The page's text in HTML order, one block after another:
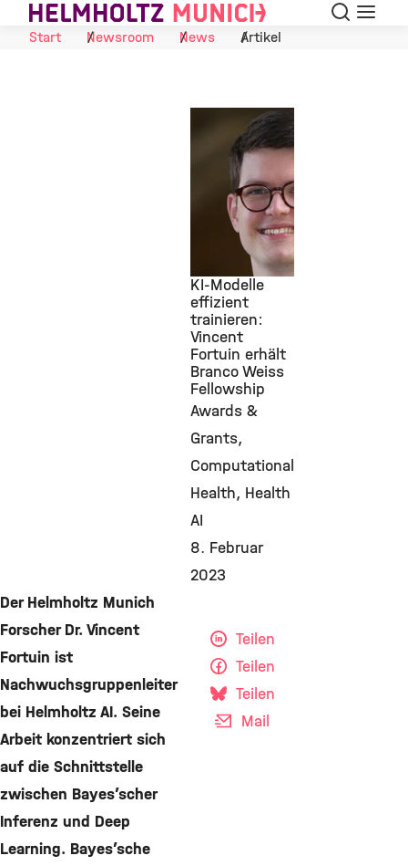
Skip to Content Suche
Start
Newsroom News Artikel
©
KI-Modelle
effizient
trainieren:
Vincent
Fortuin erhält
Branco Weiss
Fellowship
Awards &
Grants
Computational
Health Health
AI
8. Februar
2023
Der Helmholtz Munich
Forscher Dr. Vincent
Fortuin ist
Nachwuchsgruppenleiter
bei Helmholtz AI. Seine
Arbeit konzentriert sich
auf die Schnittstelle
zwischen Bayes’scher
Inferenz und Deep
Learning. Bayes’sche
Teilen
Teilen
Teilen
Mail